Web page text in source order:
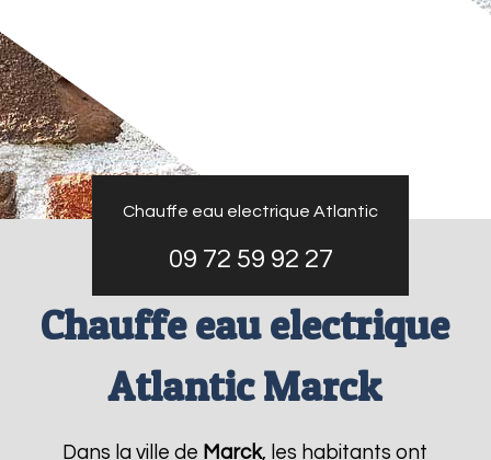
Chauffe eau electrique Atlantic
09 72 59 92 27
Chauffe eau electrique
Atlantic Marck
Dans la ville de Marck, les habitants ont